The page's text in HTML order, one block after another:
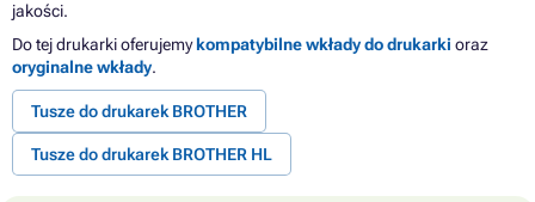
jakości.
Do tej drukarki oferujemykompatybilne wkłady do drukarki oraz
oryginalne wkłady.
Tusze do drukarek BROTHER
Tusze do drukarek BROTHER HL